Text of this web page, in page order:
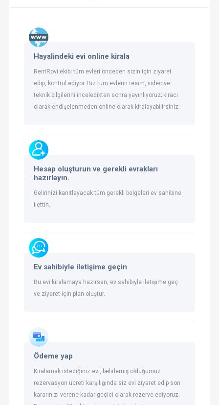
Hayalindeki evi online kirala
RentRovi ekibi tüm evleri önceden sizin için ziyaret
edip, kontrol ediyor. Biz tüm evlerin resim, video ve
teknik bilgilerini inceledikten sonra yayınlıyoruz; kiracı
olarak endişelenmeden online olarak kiralayabilirsiniz.
Hesap oluşturun ve gerekli evrakları
hazırlayın.
Gelirinizi kanıtlayacak tüm gerekli belgeleri ev sahibine
ilettin.
Ev sahibiyle iletişime geçin
Bu evi kiralamaya hazırsan, ev sahibiyle iletişime geç
ve ziyaret için plan oluştur.
Ödeme yap
Kiralamak istediğiniz evi, belirlemiş olduğumuz
rezervasyon ücreti karşılığında siz evi ziyaret edip son
kararınızı verene kadar geçici olarak rezerve ediyoruz.